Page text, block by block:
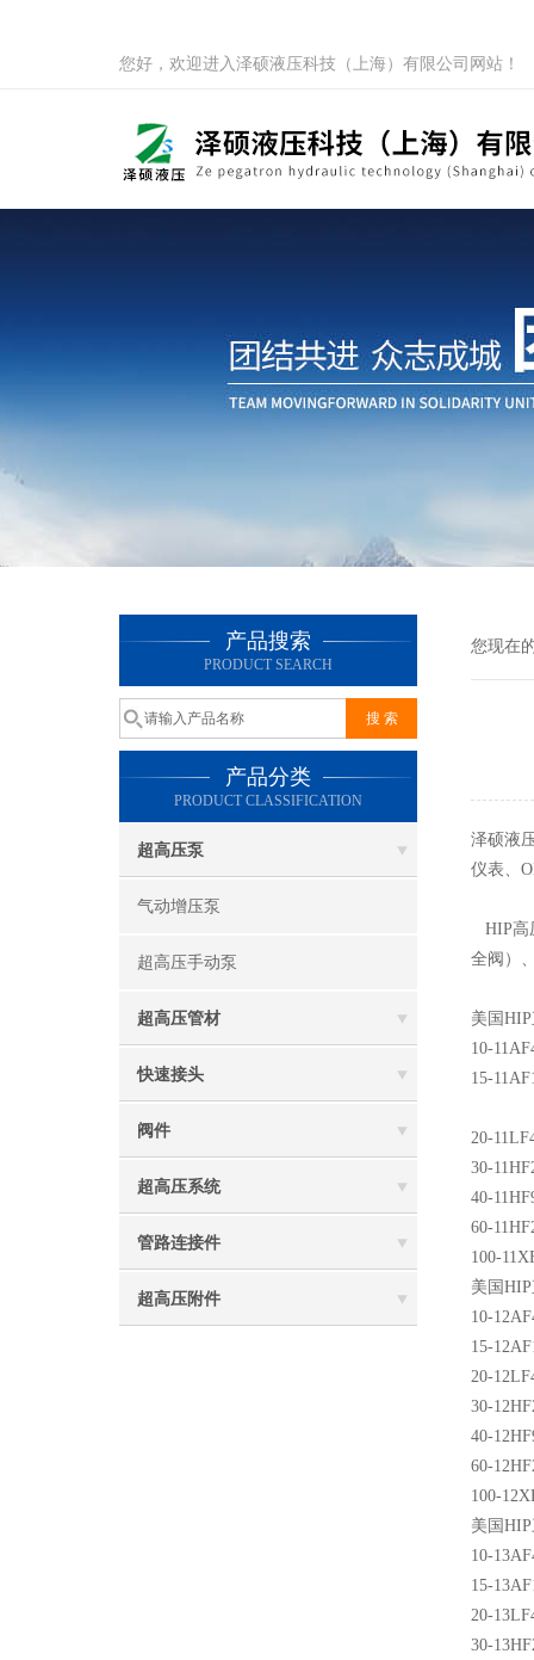
您好，欢迎进入泽硕液压科技（上海）有限公司网站！
产品搜索
PRODUCT SEARCH
产品分类
PRODUCT CLASSIFICATION
超高压泵
气动增压泵
超高压手动泵
超高压管材
快速接头
阀件
超高压系统
管路连接件
超高压附件
您现在
泽硕液
仪表、
HIP高
全阀 ）
美国 HIP
10-
15-
20-
30-
40-
60-
100-
美国 HIP
10-
15-
20-
30-
40-
60-
100-
美国 HIP
10-
15-
20-
30-